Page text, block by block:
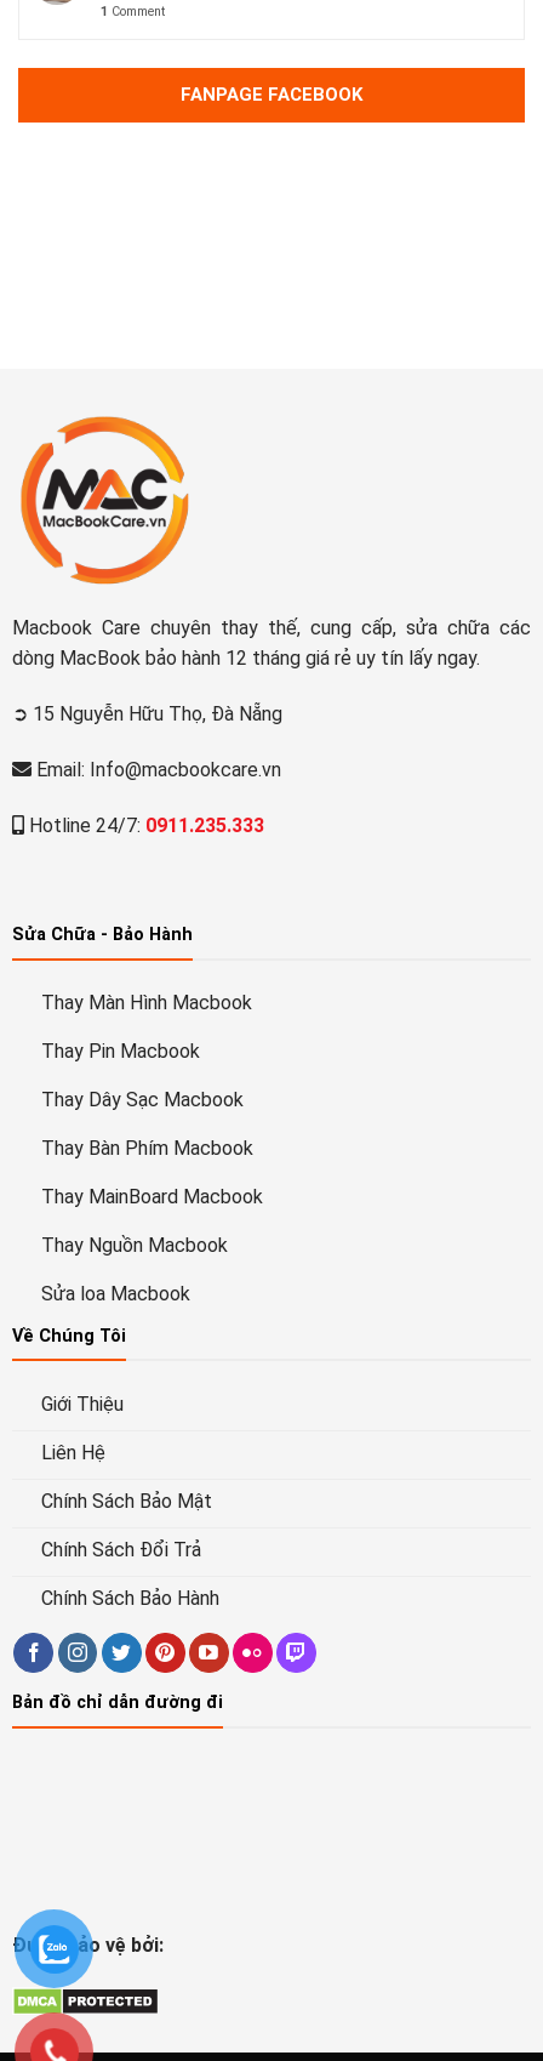
1 Comment
FANPAGE FACEBOOK
Macbook Care chuyên thay thế, cung cấp, sửa chữa các
dòng MacBook bảo hành 12 tháng giá rẻ uy tín lấy ngay.
➲ 15 Nguyễn Hữu Thọ, Đà Nẵng
Email: Info@macbookcare.vn
Hotline 24/7: 0911.235.333
Sửa Chữa - Bảo Hành
Thay Màn Hình Macbook
Thay Pin Macbook
Thay Dây Sạc Macbook
Thay Bàn Phím Macbook
Thay MainBoard Macbook
Thay Nguồn Macbook
Sửa loa Macbook
Về Chúng Tôi
Giới Thiệu
Liên Hệ
Chính Sách Bảo Mật
Chính Sách Đổi Trả
Chính Sách Bảo Hành
Bản đồ chỉ dẫn đường đi
Được bảo vệ bởi: